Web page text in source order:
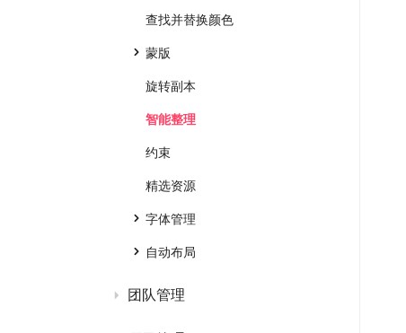
查找并替换颜色
蒙版
旋转副本
智能整理
约束
精选资源
字体管理
自动布局
团队管理